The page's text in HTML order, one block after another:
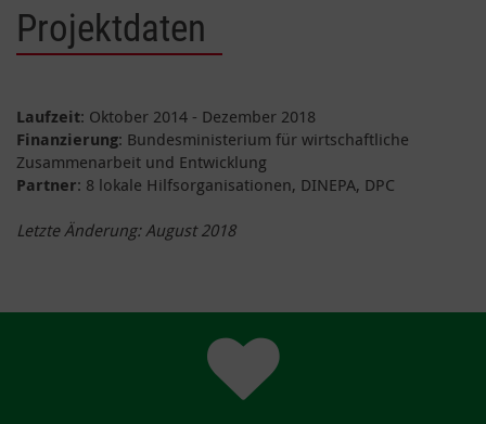
Projektdaten
Laufzeit: Oktober 2014 - Dezember 2018
Finanzierung: Bundesministerium für wirtschaftliche
Zusammenarbeit und Entwicklung
Partner: 8 lokale Hilfsorganisationen, DINEPA, DPC
Letzte Änderung: August 2018